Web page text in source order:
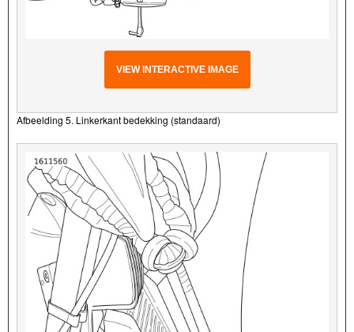
VIEW INTERACTIVE IMAGE
Afbeelding 5. Linkerkant bedekking (standaard)